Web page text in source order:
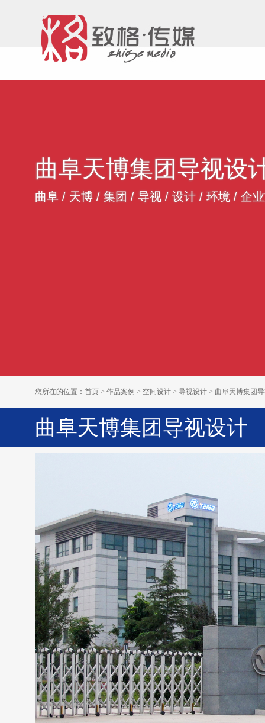
曲阜天博集团导视设
曲阜/ 天博/ 集团 / 导视/ 设计/ 环境/ 企
您所在的位置： 首页> 作品案例 > 空间设计> 导视设计> 曲阜天博集团
曲阜天博集团导视设计